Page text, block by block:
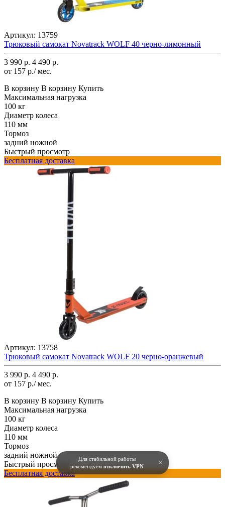
Для стабильной работы
рекомендуем отключить VPN ×
Артикул: 13759
Трюковый самокат Novatrack WOLF 40 черно-лимонный
3 990 р. 4 490 р.
от 157 р./ мес.
В корзину В корзину Купить
Максимальная нагрузка
100 кг
Диаметр колеса
110 мм
Тормоз
задний ножной
Быстрый просмотр
Бесплатная доставка
Артикул: 13758
Трюковый самокат Novatrack WOLF 20 черно-оранжевый
3 990 р. 4 490 р.
от 157 р./ мес.
В корзину В корзину Купить
Максимальная нагрузка
100 кг
Диаметр колеса
110 мм
Тормоз
задний ножной
Быстрый просмотр
Бесплатная доставка